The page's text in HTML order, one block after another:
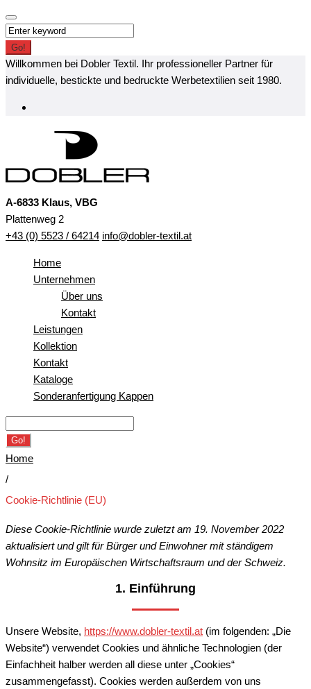
Skip
to
content
Search
for:
Go!
Willkommen bei Dobler Textil. Ihr professioneller Partner für
individuelle, bestickte und bedruckte Werbetextilien seit 1980.
A-6833 Klaus, VBG
Plattenweg 2
+43 (0) 5523 / 64214 info@dobler-textil.at
Home
Unternehmen
Über uns
Kontakt
Leistungen
Kollektion
Kontakt
Kataloge
Sonderanfertigung Kappen
for:
Go!
Home
/
Cookie-Richtlinie (EU)
Cookie-
Richtlinie
(EU)
Diese Cookie-Richtlinie wurde zuletzt am 19. November 2022
aktualisiert und gilt für Bürger und Einwohner mit ständigem
Wohnsitz im Europäischen Wirtschaftsraum und der Schweiz.
1. Einführung
Unsere Website, https://www.dobler-textil.at (im folgenden: „Die
Website“) verwendet Cookies und ähnliche Technologien (der
Einfachheit halber werden all diese unter „Cookies“
zusammengefasst). Cookies werden außerdem von uns